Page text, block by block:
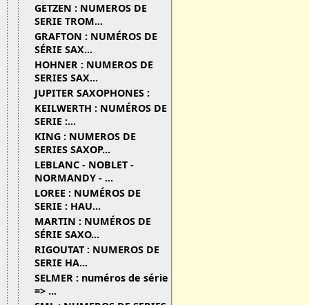
GETZEN : NUMEROS DE
SERIE TROM...
GRAFTON : NUMÉROS DE
SÉRIE SAX...
HOHNER : NUMEROS DE
SERIES SAX...
JUPITER SAXOPHONES :
KEILWERTH : NUMÉROS DE
SERIE :...
KING : NUMEROS DE
SERIES SAXOP...
LEBLANC - NOBLET -
NORMANDY - ...
LOREE : NUMÉROS DE
SERIE : HAU...
MARTIN : NUMÉROS DE
SÉRIE SAXO...
RIGOUTAT : NUMEROS DE
SERIE HA...
SELMER : numéros de série
=> ...